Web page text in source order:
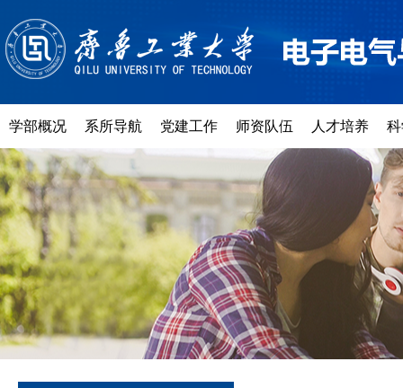
学部概况 系所导航 党建工作 师资队伍 人才培养